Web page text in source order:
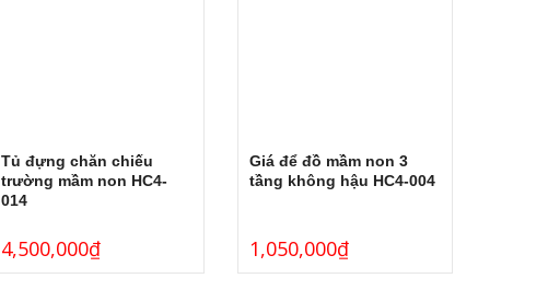
Tủ đựng chăn chiếu
trường mầm non HC4-
014
4,500,000₫
Giá để đồ mầm non 3
tầng không hậu HC4-004
1,050,000₫